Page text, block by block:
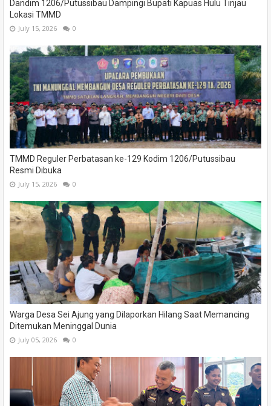
Dandim 1206/Putussibau Dampingi Bupati Kapuas Hulu Tinjau
Lokasi TMMD
July 15, 2026 0
TMMD Reguler Perbatasan ke-129 Kodim 1206/Putussibau
Resmi Dibuka
July 15, 2026 0
Warga Desa Sei Ajung yang Dilaporkan Hilang Saat Memancing
Ditemukan Meninggal Dunia
July 05, 2026 0